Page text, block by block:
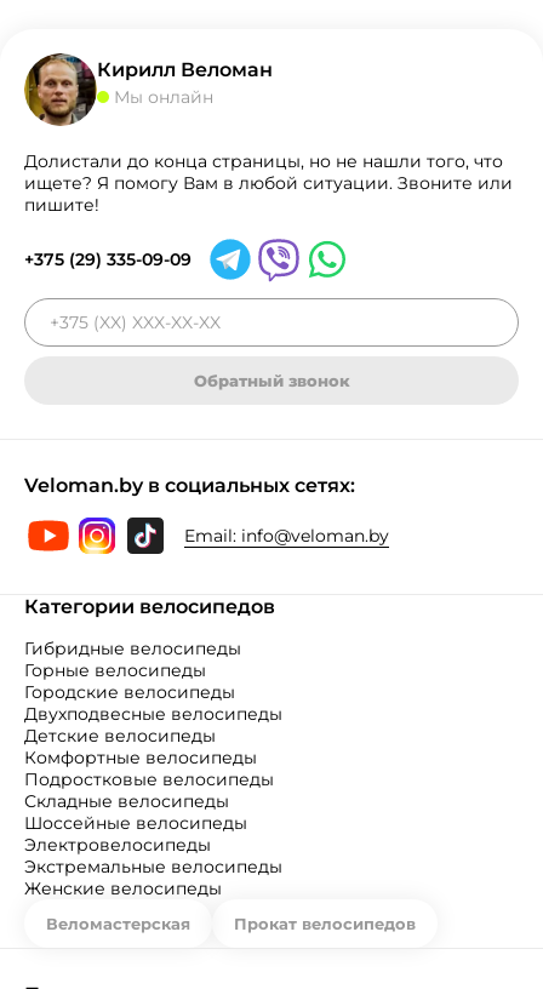
Кирилл Веломан
Мы онлайн
Долистали до конца страницы, но не нашли того, что
ищете? Я помогу Вам в любой ситуации. Звоните или
пишите!
+375 (29) 335-09-09
Обратный звонок
Veloman.by в социальных сетях:
Email: info@veloman.by
Категории велосипедов
Гибридные велосипеды
Горные велосипеды
Городские велосипеды
Двухподвесные велосипеды
Детские велосипеды
Комфортные велосипеды
Подростковые велосипеды
Складные велосипеды
Шоссейные велосипеды
Электровелосипеды
Экстремальные велосипеды
Женские велосипеды
Веломастерская Прокат велосипедов